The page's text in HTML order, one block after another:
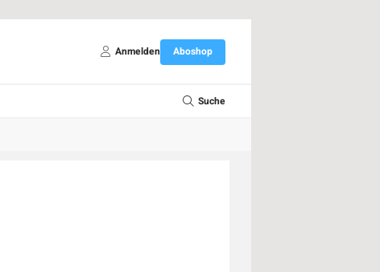
Anmelden Aboshop
Suche